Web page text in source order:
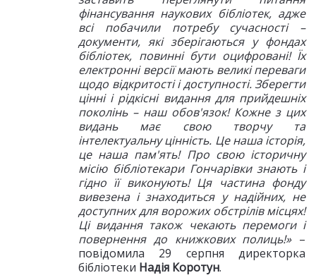
фінансування наукових бібліотек, адже
всі побачили потребу сучасності –
документи, які зберігаються у фондах
бібліотек, повинні бути оцифровані! Їх
електронні версії мають великі переваги
щодо відкритості і доступності. Зберегти
цінні і рідкісні видання для прийдешніх
поколінь – наш обов'язок! Кожне з цих
видань має свою творчу та
інтелектуальну цінність. Це наша історія,
це наша пам'ять! Про свою історичну
місію бібліотекари Гончарівки знають і
гідно її виконують! Ця частина фонду
вивезена і знаходиться у надійних, не
доступних для ворожих обстрілів місцях!
Ці видання також чекають перемоги і
повернення до книжкових полиць!»–
повідомила 29 серпня директорка
бібліотеки Надія Коротун.